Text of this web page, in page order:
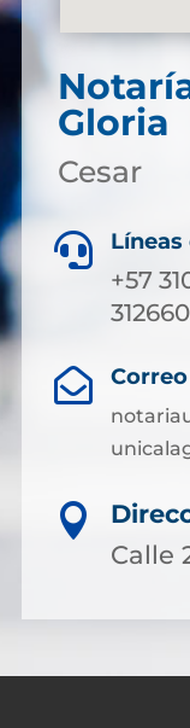
Gloria
Cesar

+57


Calle